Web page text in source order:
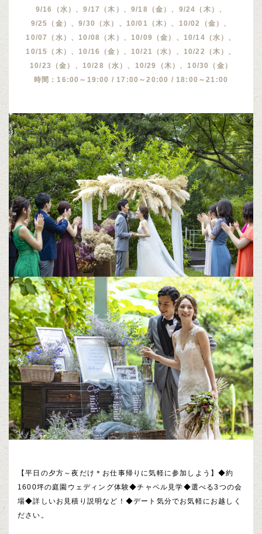
9/16（水）、9/17（木）、9/18（金）、9/24（木）、
9/25（金）、9/30（水）、10/01（木）、10/02（金）、
10/07（水）、10/08（木）、10/09（金）、10/14（水）、
10/15（木）、10/16（金）、10/21（水）、10/22（木）、
10/23（金）、10/28（水）、10/29（木）、10/30（金）
時間：16:00～19:00 / 17:00～20:00 / 18:00～21:00
【平日の夕方～夜だけ＊お仕事帰りに気軽に参加しよう】◆約
1600坪の庭園ウェディング体験◆チャペル見学◆選べる3つの会
場◆詳しいお見積り説明など！◆デート気分でお気軽にお越しく
ださい。